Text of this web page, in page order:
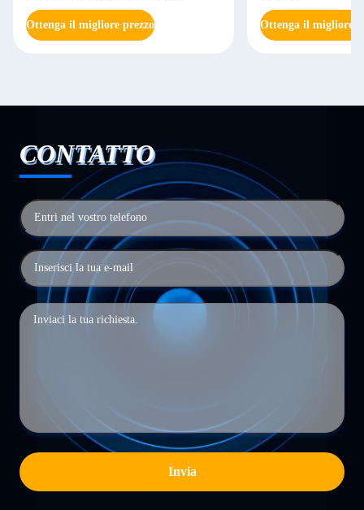
BANCOMAT 006-8616350
Ottenga il migliore prezzo
Ottenga il migliore
CONTATTO
Invia